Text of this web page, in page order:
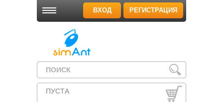
ВХОД РЕГИСТРАЦИЯ
ПУСТА